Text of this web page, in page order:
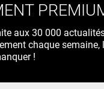
aux 30 000
chaque semaine,
!